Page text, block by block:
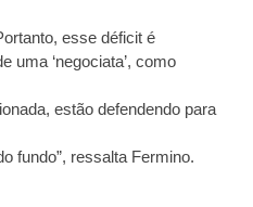
esse déficit é
uma ‘negociata’, como
estão defendendo para
fundo”, ressalta Fermino.